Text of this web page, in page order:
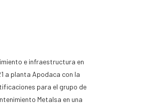
e infraestructura en
a planta Apodaca con la
para el grupo de
Metalsa en una